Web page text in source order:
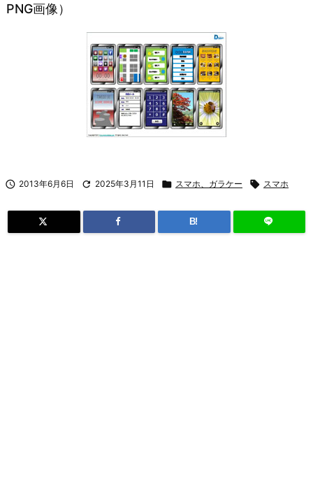
PNG画像）
 2013年6月6日  2025年3月11日  スマホ、ガラケー  スマホ
B!